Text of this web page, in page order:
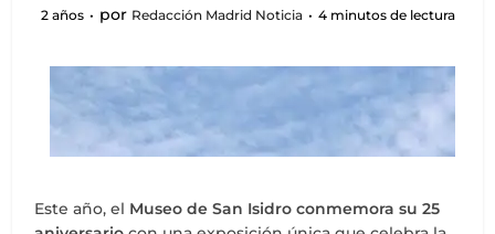
2 años por Redacción Madrid Noticia 4 minutos de lectura
Este año, el Museo de San Isidro conmemora su 25